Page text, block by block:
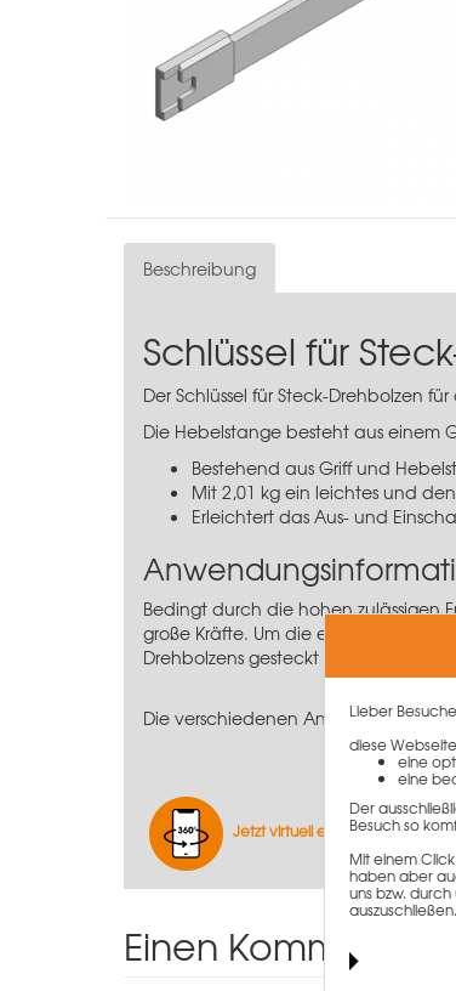
Beschreibung
Schlüssel für
Der Schlüssel für Steck-Drehbolzen für
Die Hebelstange besteht aus einem
Bestehend aus Griff und
Mit 2,01 kg ein leichtes und
Erleichtert das Aus- und
Bedingt durch die hohen zulässigen
große Kräfte. Um die eingesetzten
Drehbolzens gesteckt und dann um
Die verschiedenen Anwendungsfälle
Jetzt virtuell entdecken
Einen Kommentar
Lieber
diese
eine
eine
Der
Besuch so
Mit einem
haben aber
uns bzw.
auszuschließen.